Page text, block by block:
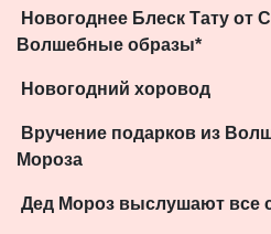
Новогоднее Блеск Тату от
Волшебные образы*
Новогодний хоровод
Вручение подарков из
Мороза
Дед Мороз выслушают все